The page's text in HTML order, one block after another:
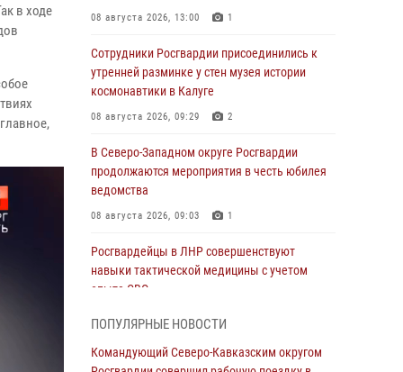
в ходе
08 августа 2026, 13:00 1
Сотрудники Росгвардии присоединились к
утренней разминке у стен музея истории
космонавтики в Калуге
08 августа 2026, 09:29 2
В Северо-Западном округе Росгвардии
продолжаются мероприятия в честь юбилея
ведомства
08 августа 2026, 09:03 1
Росгвардейцы в ЛНР совершенствуют
навыки тактической медицины с учетом
опыта СВО
Росгвардейцы обеспечили безопасность
ПОПУЛЯРНЫЕ НОВОСТИ
Командующий Северо-Кавказским округом